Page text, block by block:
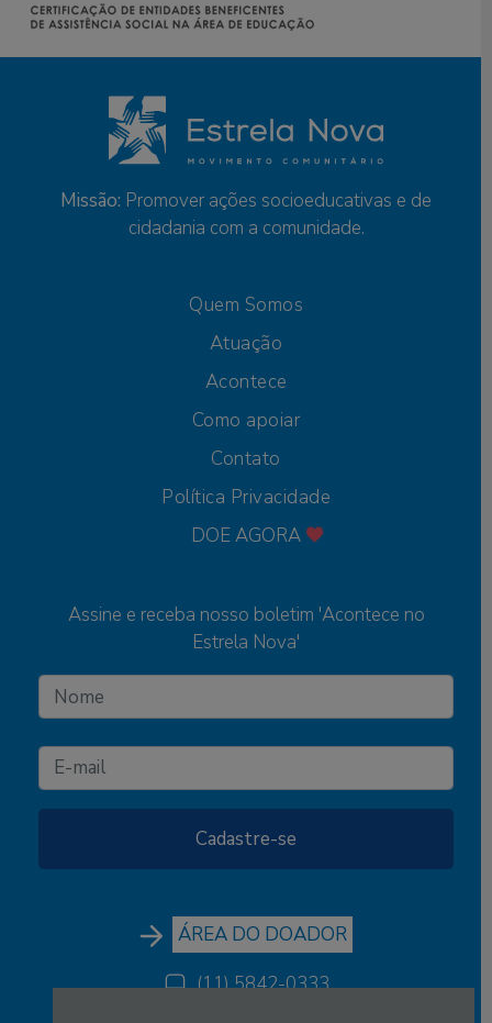
Missão: Promover ações socioeducativas e de
cidadania com a comunidade.
Quem Somos
Atuação
Acontece
Como apoiar
Contato
Política Privacidade
DOE AGORA
Assine e receba nosso boletim 'Acontece no
Estrela Nova'
ÁREA DO DOADOR
(11) 5842-0333